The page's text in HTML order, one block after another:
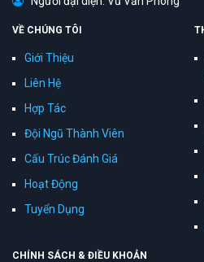
VỀ CHÚNG TÔI
Giới Thiệu
Liên Hệ
Hợp Tác
Đội Ngũ Thành Viên
Cấu Trúc Đánh Giá
Hoạt Động
Tuyển Dụng
CHÍNH SÁCH & ĐIỀU KHOẢN